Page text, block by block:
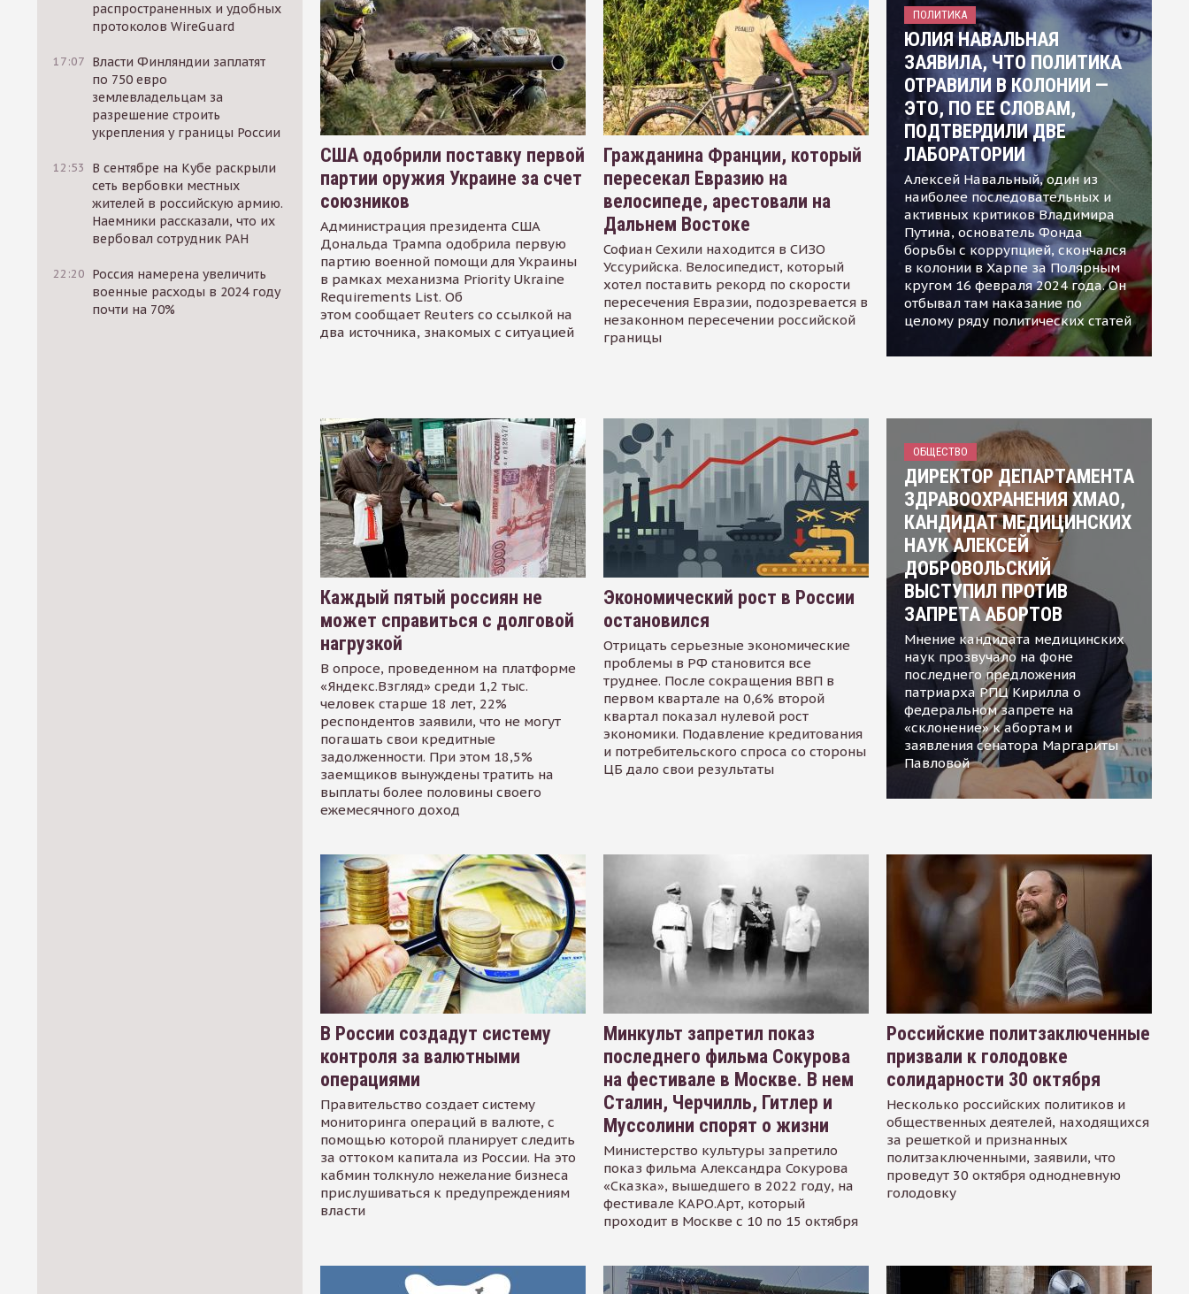
распространенных и удобных
протоколов WireGuard
17:07 Власти Финляндии заплатят
по 750 евро
землевладельцам за
разрешение строить
укрепления у границы России
12:53
В сентябре на Кубе раскрыли
сеть вербовки местных
жителей в российскую армию.
Наемники рассказали, что их
вербовал сотрудник РАН
22:20 Россия намерена увеличить
военные расходы в 2024 году
почти на 70%
США одобрили поставку первой
партии оружия Украине за счет
союзников
Администрация президента США
Дональда Трампа одобрила первую
партию военной помощи для Украины
в рамках механизма Priority Ukraine
Requirements List. Об
этом сообщает Reuters со ссылкой на
два источника, знакомых с ситуацией
Гражданина Франции, который
пересекал Евразию на
велосипеде, арестовали на
Дальнем Востоке
Софиан Сехили находится в СИЗО
Уссурийска. Велосипедист, который
хотел поставить рекорд по скорости
пересечения Евразии, подозревается в
незаконном пересечении российской
границы
ПОЛИТИКА
ЮЛИЯ НАВАЛЬНАЯ
ЗАЯВИЛА, ЧТО ПОЛИТИКА
ОТРАВИЛИ В КОЛОНИИ —
ЭТО, ПО ЕЕ СЛОВАМ,
ПОДТВЕРДИЛИ ДВЕ
ЛАБОРАТОРИИ
Алексей Навальный, один из
наиболее последовательных и
активных критиков Владимира
Путина, основатель Фонда
борьбы с коррупцией, скончался
в колонии в Харпе за Полярным
кругом 16 февраля 2024 года. Он
отбывал там наказание по
целому ряду политических статей
Каждый пятый россиян не
может справиться с долговой
нагрузкой
В опросе, проведенном на платформе
«Яндекс.Взгляд» среди 1,2 тыс.
человек старше 18 лет, 22%
респондентов заявили, что не могут
погашать свои кредитные
задолженности. При этом 18,5%
заемщиков вынуждены тратить на
выплаты более половины своего
ежемесячного доход
Экономический рост в России
остановился
Отрицать серьезные экономические
проблемы в РФ становится все
труднее. После сокращения ВВП в
первом квартале на 0,6% второй
квартал показал нулевой рост
экономики. Подавление кредитования
и потребительского спроса со стороны
ЦБ дало свои результаты
ОБЩЕСТВО
ДИРЕКТОР ДЕПАРТАМЕНТА
ЗДРАВООХРАНЕНИЯ ХМАО,
КАНДИДАТ МЕДИЦИНСКИХ
НАУК АЛЕКСЕЙ
ДОБРОВОЛЬСКИЙ
ВЫСТУПИЛ ПРОТИВ
ЗАПРЕТА АБОРТОВ
Мнение кандидата медицинских
наук прозвучало на фоне
последнего предложения
патриарха РПЦ Кирилла о
федеральном запрете на
«склонение» к абортам и
заявления сенатора Маргариты
Павловой
В России создадут систему
контроля за валютными
операциями
Правительство создает систему
мониторинга операций в валюте, с
помощью которой планирует следить
за оттоком капитала из России. На это
кабмин толкнуло нежелание бизнеса
прислушиваться к предупреждениям
власти
Минкульт запретил показ
последнего фильма Сокурова
на фестивале в Москве. В нем
Сталин, Черчилль, Гитлер и
Муссолини спорят о жизни
Министерство культуры запретило
показ фильма Александра Сокурова
«Сказка», вышедшего в 2022 году, на
фестивале КАРО.Арт, который
проходит в Москве с 10 по 15 октября
Российские политзаключенные
призвали к голодовке
солидарности 30 октября
Несколько российских политиков и
общественных деятелей, находящихся
за решеткой и признанных
политзаключенными, заявили, что
проведут 30 октября однодневную
голодовку